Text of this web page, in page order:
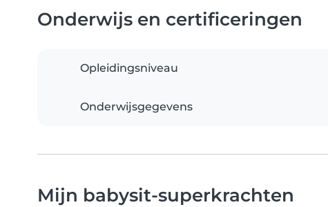
Onderwijs en certificeringen
Opleidingsniveau
Onderwijsgegevens
Mijn babysit-superkrachten